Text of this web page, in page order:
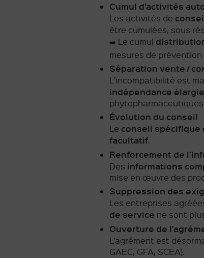
Cumul d’activités
Les activités de
être cumulées, sous
➡️ Le cumul
mesures de
Séparation vente /
L’incompatibilité est
indépendance élargie
Évolution du conseil
Le conseil spécifique
facultatif.
Renforcement de
Des informations
mise en œuvre des
Suppression des
Les entreprises
de service ne sont
Ouverture de
L’agrément est
GAEC, GFA, SCEA).